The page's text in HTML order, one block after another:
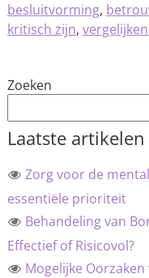
besluitvorming,
kritisch zijn,
Zoeken
Laatste artikelen
Zorg voor de
essentiële prioriteit
Behandeling van
Effectief of Risicovol?
Mogelijke